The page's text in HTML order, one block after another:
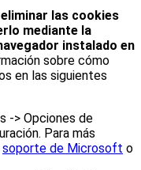
las cookies
mediante la
instalado en
sobre cómo
en las siguientes
-> Opciones de
Para más
soporte de Microsoft o